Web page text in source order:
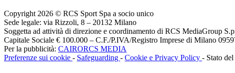
Copyright 2026 © RCS Sport Spa a socio unico
Sede legale: via Rizzoli, 8 – 20132 Milano
Soggetta ad attività di direzione e coordinamento di RCS MediaGroup
Capitale Sociale € 100.000 – C.F./P.IVA/Registro Imprese di Milano
Per la pubblicità: CAIRORCS MEDIA
Preferenze sui cookie - Safeguarding - Cookie e Privacy Policy - Stato